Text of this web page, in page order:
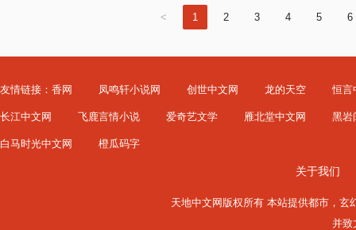
< 1 2 3 4 5 6
友情链接： 香网 凤鸣轩小说网 创世中文网 龙的天空 恒言
长江中文网 飞鹿言情小说 爱奇艺文学 雁北堂中文网 黑岩
白马时光中文网 橙瓜码字
关于我们
天地中文网版权所有 本站提供都市， 玄
并致